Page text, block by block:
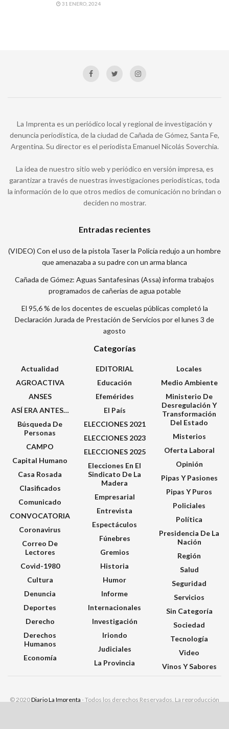
31 ENERO, 2024
La Imprenta es un periódico local y regional de investigación y
denuncia periodística, de la ciudad de Cañada de Gómez, Santa Fe,
Argentina. Su director es el periodista Emanuel Nicolás Soverchia.
La idea de nuestro sitio web y periódico en versión impresa, es
garantizar a través de nuestras investigaciones periodísticas, toda
la información de lo que otros medios de comunicación no brindan o
deciden no mostrar.
Entradas recientes
(VIDEO) Con el uso de la pistola Taser la Policía redujo a un hombre
que amenazaba a su padre con un arma blanca
Cañada de Gómez: Aguas Santafesinas (Assa) informa trabajos
programados de cañerías de agua potable
El 95,6 % de los docentes de escuelas públicas completó la
Declaración Jurada de Prestación de Servicios por el lunes 3 de
agosto
Categorías
Actualidad
AGROACTIVA
ANSES
ASÍ ERA ANTES…
Búsqueda De
Personas
CAMPO
Capital Humano
Casa Rosada
Clasificados
Comunicado
CONVOCATORIA
Coronavirus
Correo De
Lectores
Covid-1980
Cultura
Denuncia
Deportes
Derecho
Derechos
Humanos
Economía
EDITORIAL
Educación
Efemérides
El País
ELECCIONES 2021
ELECCIONES 2023
ELECCIONES 2025
Elecciones En El
Sindicato De La
Madera
Empresarial
Entrevista
Espectáculos
Fúnebres
Gremios
Historia
Humor
Informe
Internacionales
Investigación
Iriondo
Judiciales
La Provincia
Locales
Medio Ambiente
Ministerio De
Desregulación Y
Transformación
Del Estado
Misterios
Oferta Laboral
Opinión
Pipas Y Pasiones
Pipas Y Puros
Policiales
Política
Presidencia De La
Nación
Región
Salud
Seguridad
Servicios
Sin Categoría
Sociedad
Tecnología
Video
Vinos Y Sabores
© 2020Diario La Imprenta - Todos los derechos Reservados. La reproducción